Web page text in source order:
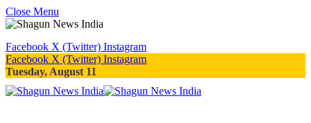
Close Menu
Facebook X (Twitter) Instagram
Facebook X (Twitter) Instagram
Tuesday, August 11